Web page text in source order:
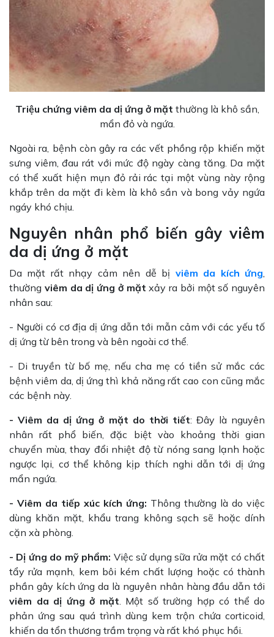
Triệu chứng viêm da dị ứng ở mặt thường là khô sần,
mẩn đỏ và ngứa.
Ngoài ra, bệnh còn gây ra các vết phồng rộp khiến mặt
sưng viêm, đau rát với mức độ ngày càng tăng. Da mặt
có thể xuất hiện mụn đỏ rải rác tại một vùng này rộng
khắp trên da mặt đi kèm là khô sần và bong vảy ngứa
ngáy khó chịu.
Nguyên nhân phổ biến gây viêm
da dị ứng ở mặt
Da mặt rất nhạy cảm nên dễ bị viêm da kích ứng,
thường viêm da dị ứng ở mặt xảy ra bởi một số nguyên
nhân sau:
- Người có cơ địa dị ứng dẫn tới mẫn cảm với các yếu tố
dị ứng từ bên trong và bên ngoài cơ thể.
- Di truyền từ bố mẹ, nếu cha mẹ có tiền sử mắc các
bệnh viêm da, dị ứng thì khả năng rất cao con cũng mắc
các bệnh này.
- Viêm da dị ứng ở mặt do thời tiết: Đây là nguyên
nhân rất phổ biến, đặc biệt vào khoảng thời gian
chuyển mùa, thay đổi nhiệt độ từ nóng sang lạnh hoặc
ngược lại, cơ thể không kịp thích nghi dẫn tới dị ứng
mẩn ngứa.
- Viêm da tiếp xúc kích ứng: Thông thường là do việc
dùng khăn mặt, khẩu trang không sạch sẽ hoặc dính
cặn xà phòng.
- Dị ứng do mỹ phẩm: Việc sử dụng sữa rửa mặt có chất
tẩy rửa mạnh, kem bôi kém chất lượng hoặc có thành
phần gây kích ứng da là nguyên nhân hàng đầu dẫn tới
viêm da dị ứng ở mặt. Một số trường hợp có thể do
phản ứng sau quá trình dùng kem trộn chứa corticoid,
khiến da tổn thương trầm trọng và rất khó phục hồi.